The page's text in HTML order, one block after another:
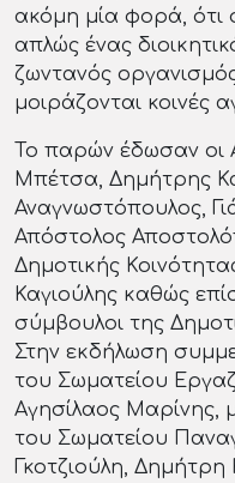
ακόμη μία φορά, ότι
απλώς ένας
ζωντανός
μοιράζονται κοινές
Το παρών έδωσαν οι
Μπέτσα, Δημήτρης
Αναγνωστόπουλος,
Απόστολος
Δημοτικής
Καγιούλης καθώς
σύμβουλοι της
Στην εκδήλωση
του Σωματείου
Αγησίλαος Μαρίνης,
του Σωματείου
Γκοτζιούλη,